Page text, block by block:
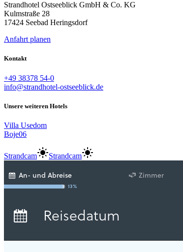
Strandhotel Ostseeblick GmbH & Co. KG
Kulmstraße 28
17424 Seebad Heringsdorf
Anfahrt planen
Kontakt
+49 38378 54-0
info@strandhotel-ostseeblick.de
Unsere weiteren Hotels
Villa Usedom
Boje06
Strandcam Strandcam
An- und Abreise Zimmer
13%
Übernachtungen:
Reisedatum